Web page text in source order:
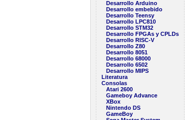
Desarrollo Arduino
Desarrollo embebido
Desarrollo Teensy
Desarrollo LPC810
Desarrollo STM32
Desarrollo FPGAs y CPLDs
Desarrollo RISC-V
Desarrollo Z80
Desarrollo 8051
Desarrollo 68000
Desarrollo 6502
Desarrollo MIPS
Literatura
Consolas
Atari 2600
Gameboy Advance
XBox
Nintendo DS
GameBoy